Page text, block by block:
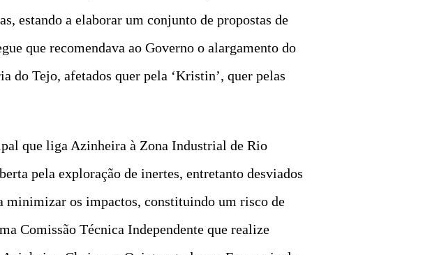
estando a elaborar um conjunto de propostas de
que recomendava ao Governo o alargamento do
do Tejo, afetados quer pela ‘Kristin’, quer pelas
que liga Azinheira à Zona Industrial de Rio
pela exploração de inertes, entretanto desviados
minimizar os impactos, constituindo um risco de
Comissão Técnica Independente que realize